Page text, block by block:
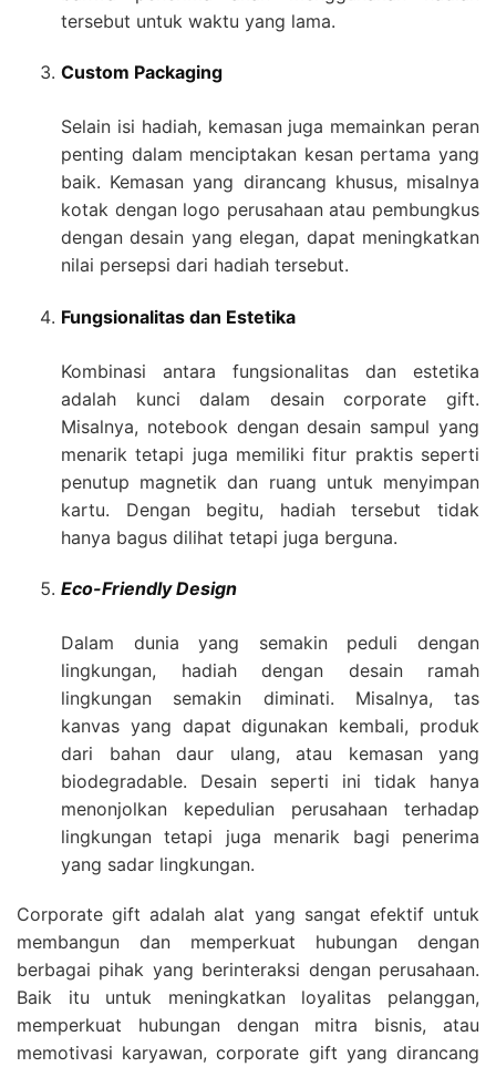
tersebut untuk waktu yang lama.
Custom Packaging
Selain isi hadiah, kemasan juga memainkan peran
penting dalam menciptakan kesan pertama yang
baik. Kemasan yang dirancang khusus, misalnya
kotak dengan logo perusahaan atau pembungkus
dengan desain yang elegan, dapat meningkatkan
nilai persepsi dari hadiah tersebut.
Fungsionalitas dan Estetika
Kombinasi antara fungsionalitas dan estetika
adalah kunci dalam desain corporate gift.
Misalnya, notebook dengan desain sampul yang
menarik tetapi juga memiliki fitur praktis seperti
penutup magnetik dan ruang untuk menyimpan
kartu. Dengan begitu, hadiah tersebut tidak
hanya bagus dilihat tetapi juga berguna.
Eco-Friendly Design
Dalam dunia yang semakin peduli dengan
lingkungan, hadiah dengan desain ramah
lingkungan semakin diminati. Misalnya, tas
kanvas yang dapat digunakan kembali, produk
dari bahan daur ulang, atau kemasan yang
biodegradable. Desain seperti ini tidak hanya
menonjolkan kepedulian perusahaan terhadap
lingkungan tetapi juga menarik bagi penerima
yang sadar lingkungan.
Corporate gift adalah alat yang sangat efektif untuk
membangun dan memperkuat hubungan dengan
berbagai pihak yang berinteraksi dengan perusahaan.
Baik itu untuk meningkatkan loyalitas pelanggan,
memperkuat hubungan dengan mitra bisnis, atau
memotivasi karyawan, corporate gift yang dirancang